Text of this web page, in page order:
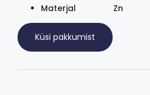
Materjal Zn
Küsi pakkumist